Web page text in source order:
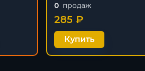
0 продаж
285 ₽
Купить